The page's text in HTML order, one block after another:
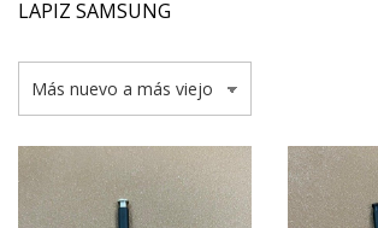
LAPIZ SAMSUNG